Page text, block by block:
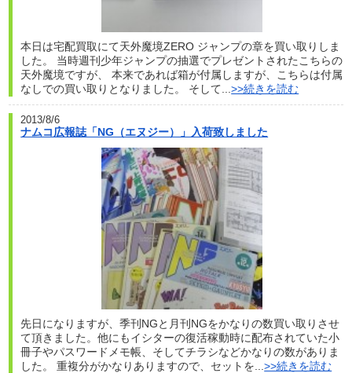
本日は宅配買取にて天外魔境ZERO ジャンプの章を買い取りしま
した。 当時週刊少年ジャンプの抽選でプレゼントされたこちらの
天外魔境ですが、 本来であれば箱が付属しますが、こちらは付属
なしでの買い取りとなりました。 そして...>>続きを読む
2013/8/6
ナムコ広報誌「NG（エヌジー）」入荷致しました
先日になりますが、季刊NGと月刊NGをかなりの数買い取りさせ
て頂きました。他にもイシターの復活稼動時に配布されていた小
冊子やパスワードメモ帳、そしてチラシなどかなりの数がありま
した。 重複分がかなりありますので、セットを...>>続きを読む